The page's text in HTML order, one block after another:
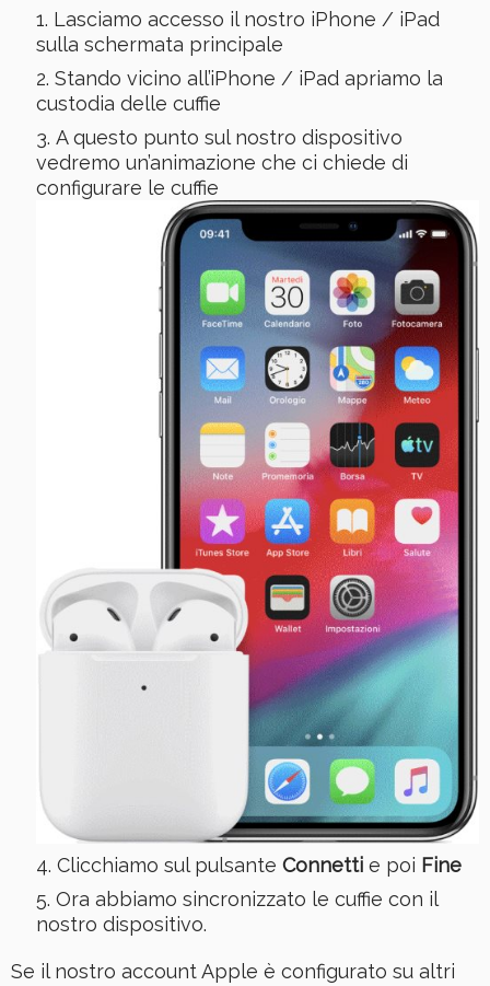
Lasciamo accesso il nostro iPhone / iPad
sulla schermata principale
Stando vicino all’iPhone / iPad apriamo la
custodia delle cuffie
A questo punto sul nostro dispositivo
vedremo un’animazione che ci chiede di
configurare le cuffie
Clicchiamo sul pulsante Connettie poi Fine
Ora abbiamo sincronizzato le cuffie con il
nostro dispositivo.
Se il nostro account Apple è configurato su altri